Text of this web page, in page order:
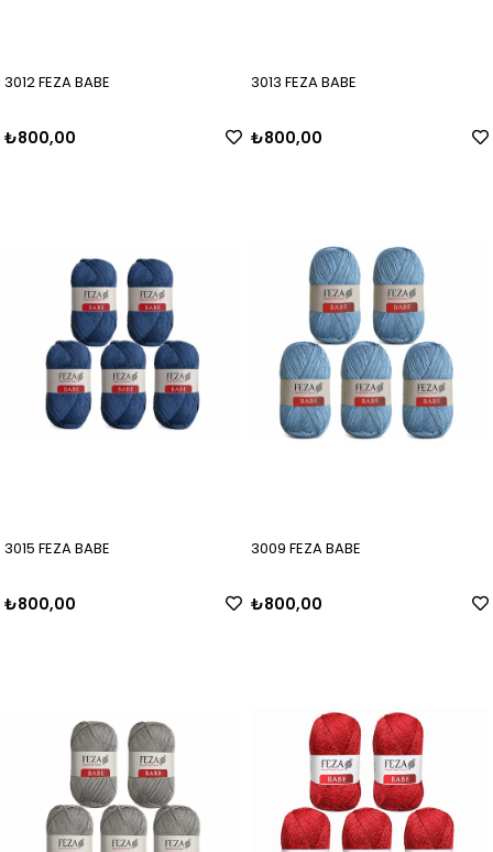
3012 FEZA BABE
₺800,00
3013 FEZA BABE
₺800,00
3015 FEZA BABE
₺800,00
3009 FEZA BABE
₺800,00